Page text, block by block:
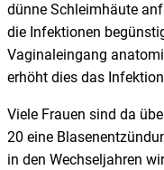
dünne Schleimhäute
die Infektionen
Vaginaleingang
erhöht dies das
Viele Frauen sind da
20 eine
in den Wechseljahren